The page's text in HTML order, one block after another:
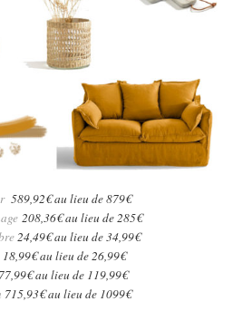
589,92€ au lieu de 879€
208,36€ au lieu de 285€
24,49€ au lieu de 34,99€
18,99€ au lieu de 26,99€
au lieu de 119,99€
715,93€ au lieu de 1099€